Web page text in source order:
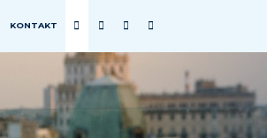
ZEM
SEVERNÝ PÓL
KONTAKT